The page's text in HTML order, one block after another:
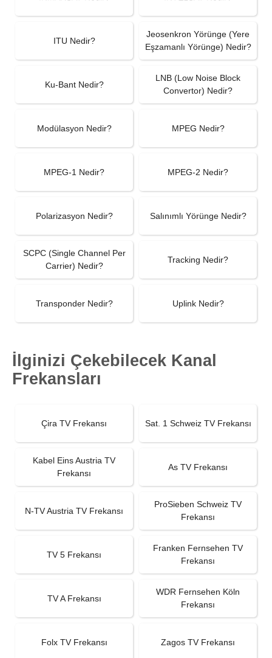
ITU Nedir?
Jeosenkron Yörünge (Yere
Eşzamanlı Yörünge) Nedir?
Ku-Bant Nedir?
LNB (Low Noise Block
Convertor) Nedir?
Modülasyon Nedir? MPEG Nedir?
MPEG-1 Nedir? MPEG-2 Nedir?
Polarizasyon Nedir? Salınımlı Yörünge Nedir?
SCPC (Single Channel Per
Carrier) Nedir?
Tracking Nedir?
Transponder Nedir? Uplink Nedir?
İlginizi Çekebilecek Kanal
Frekansları
Çira TV Frekansı Sat. 1 Schweiz TV Frekansı
Kabel Eins Austria TV
Frekansı
As TV Frekansı
N-TV Austria TV Frekansı
ProSieben Schweiz TV
Frekansı
TV 5 Frekansı
Franken Fernsehen TV
Frekansı
TV A Frekansı
WDR Fernsehen Köln
Frekansı
Folx TV Frekansı Zagos TV Frekansı